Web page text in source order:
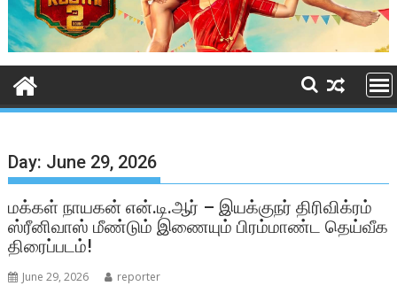
Day: June 29, 2026
மக்கள் நாயகன் என்.டி.ஆர் – இயக்குநர் திரிவிக்ரம்
ஸ்ரீனிவாஸ் மீண்டும் இணையும் பிரம்மாண்ட தெய்வீக
திரைப்படம்!
June 29, 2026 reporter